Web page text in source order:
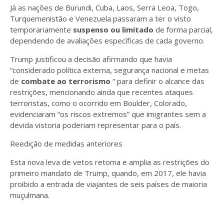
Já as nações de Burundi, Cuba, Laos, Serra Leoa, Togo,
Turquemenistão e Venezuela passaram a ter o visto
temporariamente suspenso ou limitado de forma parcial,
dependendo de avaliações específicas de cada governo.
Trump justificou a decisão afirmando que havia
“considerado política externa, segurança nacional e metas
de combate ao terrorismo ” para definir o alcance das
restrições, mencionando ainda que recentes ataques
terroristas, como o ocorrido em Boulder, Colorado,
evidenciaram “os riscos extremos” que imigrantes sem a
devida vistoria poderiam representar para o país.
Reedição de medidas anteriores
Esta nova leva de vetos retoma e amplia as restrições do
primeiro mandato de Trump, quando, em 2017, ele havia
proibido a entrada de viajantes de seis países de maioria
muçulmana.